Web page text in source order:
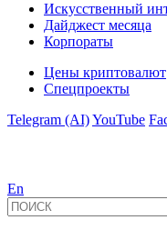
Искусственный
Дайджест месяца
Корпораты
Цены криптовалют
Спецпроекты
Telegram (AI)YouTube
En